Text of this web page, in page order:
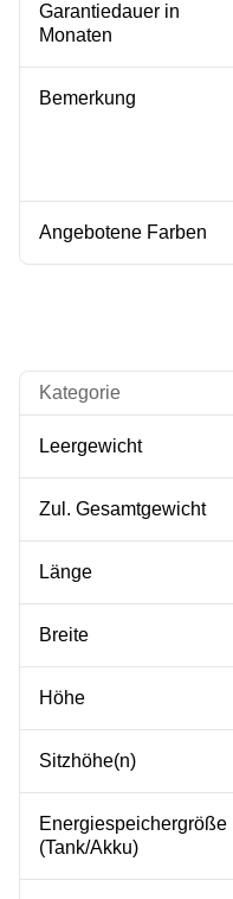
Garantiedauer in
Monaten
Bemerkung
Angebotene Farben
Kategorie
Leergewicht
Zul. Gesamtgewicht
Länge
Breite
Höhe
Sitzhöhe(n)
Energiespeichergröße
(Tank/Akku)